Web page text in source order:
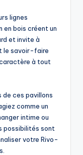
lignes
en bois créent un
et invite à
le savoir-faire
à tout
de ces pavillons
comme un
intime ou
possibilités sont
votre Rivo-